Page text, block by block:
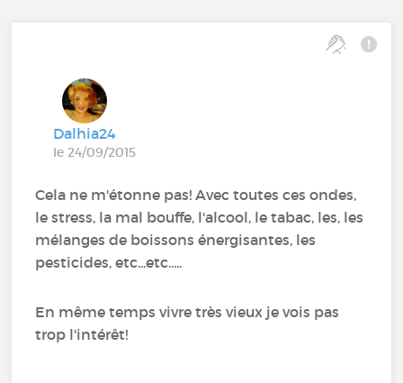
Dalhia24
le 24/09/2015
Cela ne m'étonne pas! Avec toutes ces ondes,
le stress, la mal bouffe, l'alcool, le tabac, les, les
mélanges de boissons énergisantes, les
pesticides, etc...etc.....
En même temps vivre très vieux je vois pas
trop l'intérêt!